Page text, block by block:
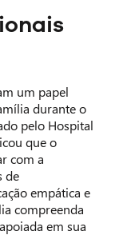
um papel
durante o
pelo Hospital
que o
com a
de
empática e
compreenda
em sua